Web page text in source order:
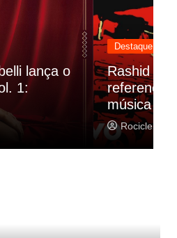
nos HQs as
de sua nova